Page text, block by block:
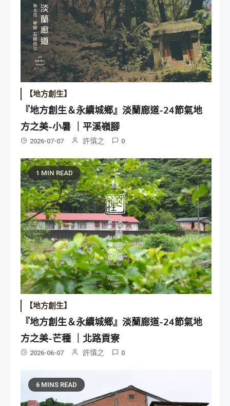
【地方創生】
『地方創生＆永續城鄉』淡蘭廊道-24節氣地
方之美-小暑 ｜平溪嶺腳
2026-07-07 許慎之 0
1 MIN READ
【地方創生】
『地方創生＆永續城鄉』淡蘭廊道-24節氣地
方之美-芒種 ｜北路貢寮
2026-06-07 許慎之 0
6 MINS READ